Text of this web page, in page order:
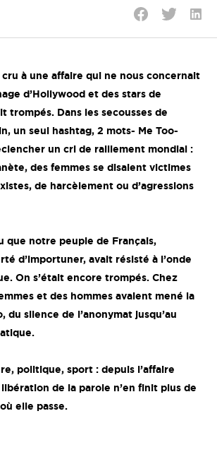
cru à une affaire qui ne nous concernait
d’Hollywood et des stars de
trompés. Dans les secousses de
un seul hashtag, 2 mots- Me Too-
un cri de ralliement mondial :
des femmes se disaient victimes
de harcèlement ou d’agressions
que notre peuple de Français,
d’importuner, avait résisté à l’onde
On s’était encore trompés. Chez
et des hommes avaient mené la
du silence de l’anonymat jusqu’au
politique, sport : depuis l’affaire
de la parole n’en finit plus de
elle passe.